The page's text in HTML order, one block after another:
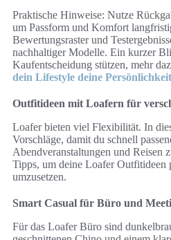
Praktische Hinweise: Nutze
um Passform und Komfort
Bewertungsraster und
nachhaltiger Modelle. Ein kurzer
Kaufentscheidung stützen, mehr
dein Lifestyle deine Persönlichkeit
Outfitideen mit Loafern für
Loafer bieten viel Flexibilität. In
Vorschläge, damit du schnell
Abendveranstaltungen und Reisen
Tipps, um deine Loafer Outfitideen
umzusetzen.
Smart Casual für Büro und
Für das Loafer Büro sind